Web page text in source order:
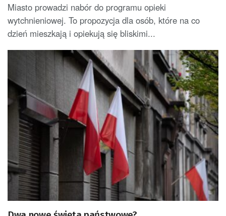
Miasto prowadzi nabór do programu opieki
wytchnieniowej. To propozycja dla osób, które na co
dzień mieszkają i opiekują się bliskimi...